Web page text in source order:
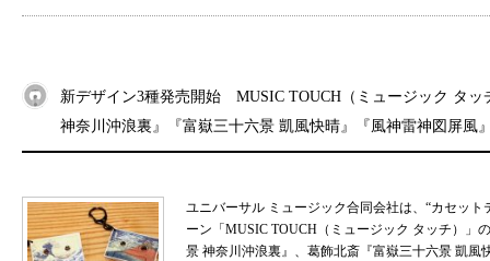
新デザイン3種発売開始 MUSIC TOUCH（ミュージック タッ
神奈川沖浪裏』『富嶽三十六景 凱風快晴』『風神雷神図屏風
ユニバーサル ミュージック合同会社は、“カセッ
ーン「MUSIC TOUCH（ミュージック タッチ）」
景 神奈川沖浪裏』、葛飾北斎『富嶽三十六景 凱